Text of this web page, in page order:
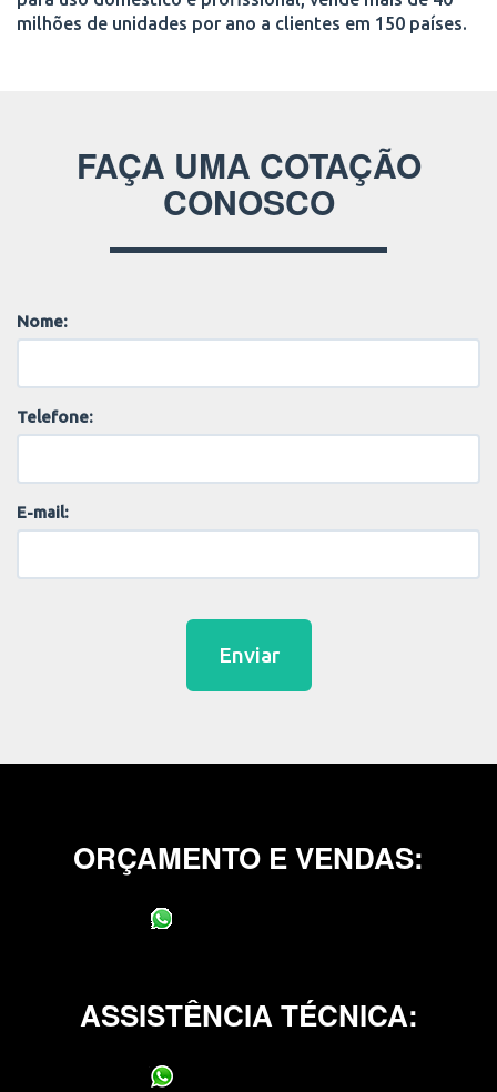
milhões de unidades por ano a clientes em 150 países.
FAÇA UMA COTAÇÃO
CONOSCO
Nome:
Telefone:
E-mail:
Enviar
ORÇAMENTO E VENDAS:
ASSISTÊNCIA TÉCNICA: